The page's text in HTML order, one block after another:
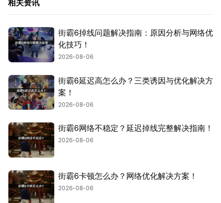
相关资讯
街霸6掉线问题解决指南：原因分析与网络优
化技巧！
2026-08-06
街霸6延迟高怎么办？三类诱因与优化解决方
案！
2026-08-06
街霸6网络不稳定？延迟掉线完整解决指南！
2026-08-06
街霸6卡顿怎么办？网络优化解决方案！
2026-08-06